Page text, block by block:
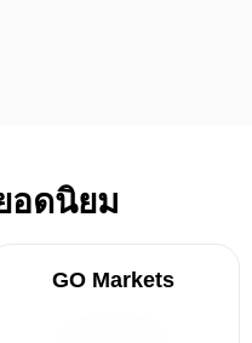
อดนิยม
GO Markets